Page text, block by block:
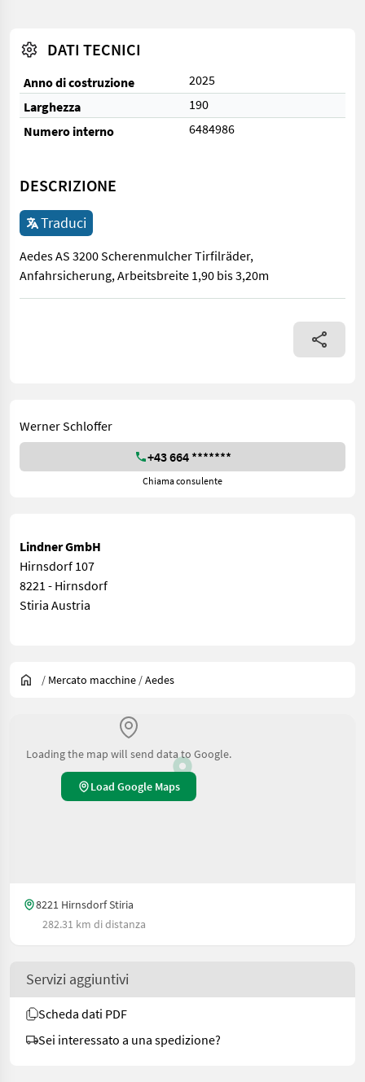
DATI TECNICI
Anno di costruzione
2025
Larghezza
190
Numero interno
6484986
DESCRIZIONE
Traduci
Aedes AS 3200 Scherenmulcher Tirfilräder,
Anfahrsicherung, Arbeitsbreite 1,90 bis 3,20m
Aedes AS 3200 Scherenmulcher Tirfilräder, Anfahrsicherung,
Werner Schloffer
+43 664 *******
Chiama consulente
Lindner GmbH
Hirnsdorf 107
8221 - Hirnsdorf
Stiria Austria
/ Mercato macchine /Aedes
Loading the map will send data to Google.
Load Google Maps
8221 Hirnsdorf Stiria
282.31 km di distanza
Servizi aggiuntivi
Scheda dati PDF
Sei interessato a una spedizione?